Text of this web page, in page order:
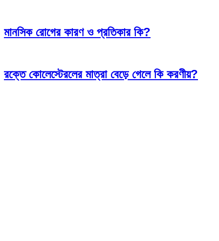
মানসিক রোগের কারণ ও প্রতিকার কি?
রক্তে কোলেস্টেরলের মাত্রা বেড়ে গেলে কি করণীয়?